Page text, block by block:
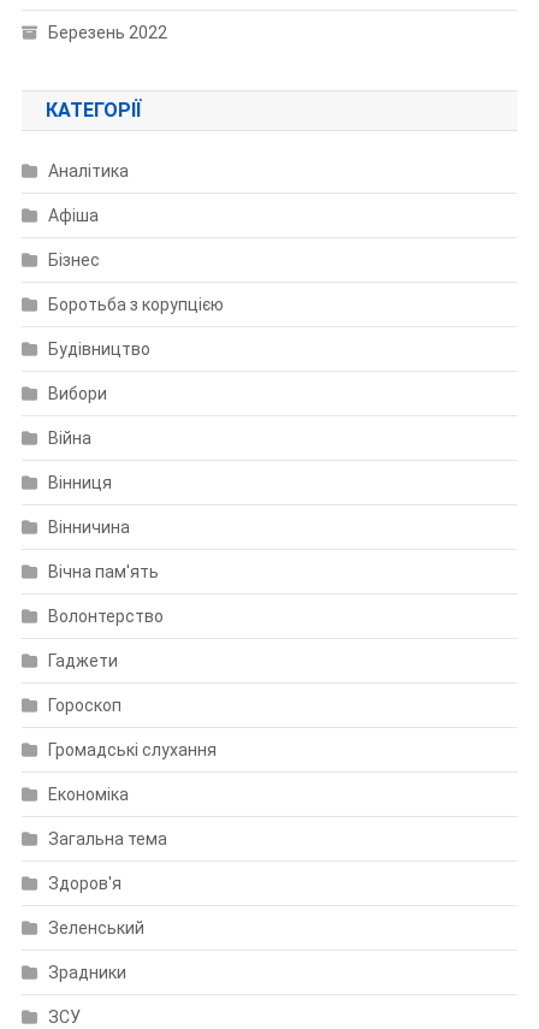
Березень 2022
КАТЕГОРІЇ
Аналітика
Афіша
Бізнес
Боротьба з корупцією
Будівництво
Вибори
Війна
Вінниця
Вінничина
Вічна пам'ять
Волонтерство
Гаджети
Гороскоп
Громадські слухання
Економіка
Загальна тема
Здоров'я
Зеленський
Зрадники
ЗСУ